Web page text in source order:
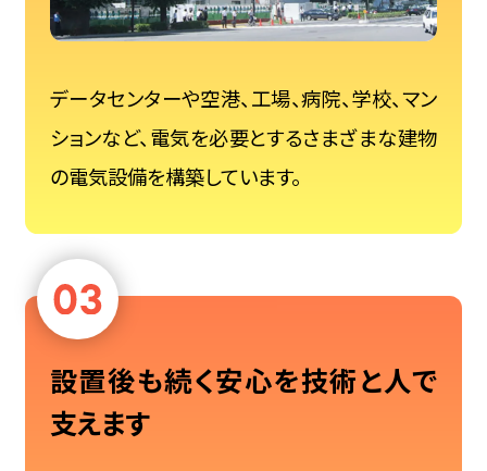
データセンターや空港、工場、病院、学校、マン
ションなど、電気を必要とするさまざまな建物
の電気設備を構築しています。
設置後も続く安心を技術と人で
支えます